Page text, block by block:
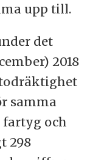
upp till.
det
2018
samma
fartyg och
298